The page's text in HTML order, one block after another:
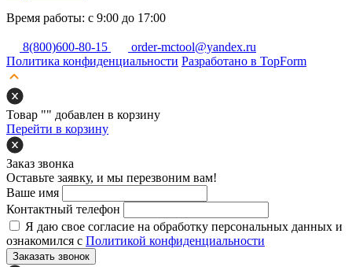
Время работы: с 9:00 до 17:00
8(800)600-80-15
order-mctool@yandex.ru
Политика конфиденциальности Разработано в TopForm
Товар "" добавлен в корзину
Перейти в корзину
Заказ звонка
Оставьте заявку, и мы перезвоним вам!
Ваше имя
Контактный телефон
Я даю свое согласие на обработку персональных данных и
ознакомился с Политикой конфиденциальности
Заказать звонок